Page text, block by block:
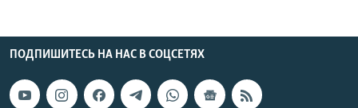
ПОДПИШИТЕСЬ НА НАС В СОЦСЕТЯХ